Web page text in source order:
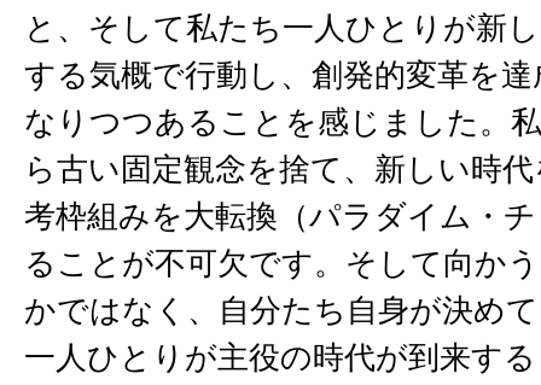
と、そして私たち一人ひとりが新
する気概で行動し、創発的変革を
なりつつあることを感じました。
ら古い固定観念を捨て、新しい時
考枠組みを大転換（パラダイム・
ることが不可欠です。そして向か
かではなく、自分たち自身が決め
一人ひとりが主役の時代が到来す